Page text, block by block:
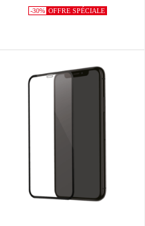
-30% OFFRE SPÉCIALE